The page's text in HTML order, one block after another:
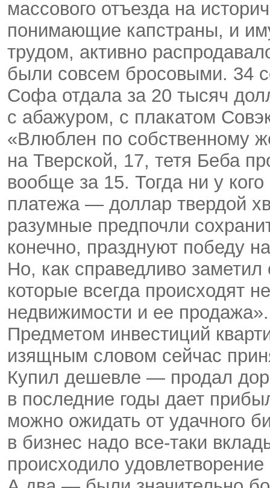
массового отъезда на
понимающие капстраны, и
трудом, активно
были совсем бросовыми. 34
Софа отдала за 20 тысяч
с абажуром, с плакатом
«Влюблен по собственному
на Тверской, 17, тетя Беба
вообще за 15. Тогда ни у
платежа — доллар твердой
разумные предпочли
конечно, празднуют победу
Но, как справедливо
которые всегда происходят
недвижимости и ее продажа».
Предметом инвестиций
изящным словом сейчас
Купил дешевле — продал
в последние годы дает
можно ожидать от удачного
в бизнес надо все-таки
происходило